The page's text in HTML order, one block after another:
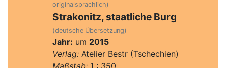
originalsprachlich)
Strakonitz, staatliche Burg
(deutsche Übersetzung)
Jahr: um 2015
Verlag:Atelier Bestr (Tschechien)
Maßstab:1 : 350